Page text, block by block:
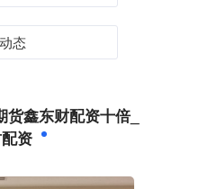
态
鑫东财配资十倍_
资